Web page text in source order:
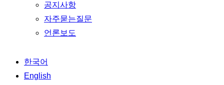
공지사항
자주묻는질문
언론보도
한국어
English